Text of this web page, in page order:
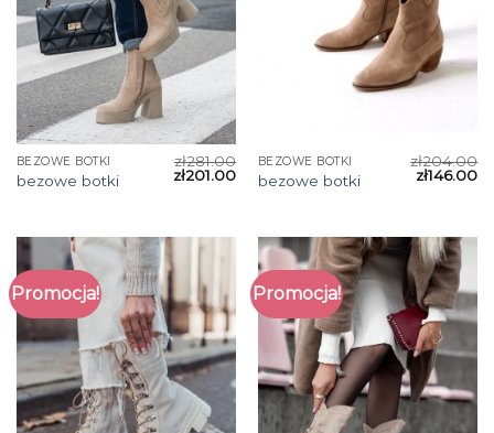
BEZOWE BOTKI
bezowe botki
zł281.00
zł201.00
BEZOWE BOTKI
bezowe botki
zł204.00
zł146.00
Promocja! Promocja!